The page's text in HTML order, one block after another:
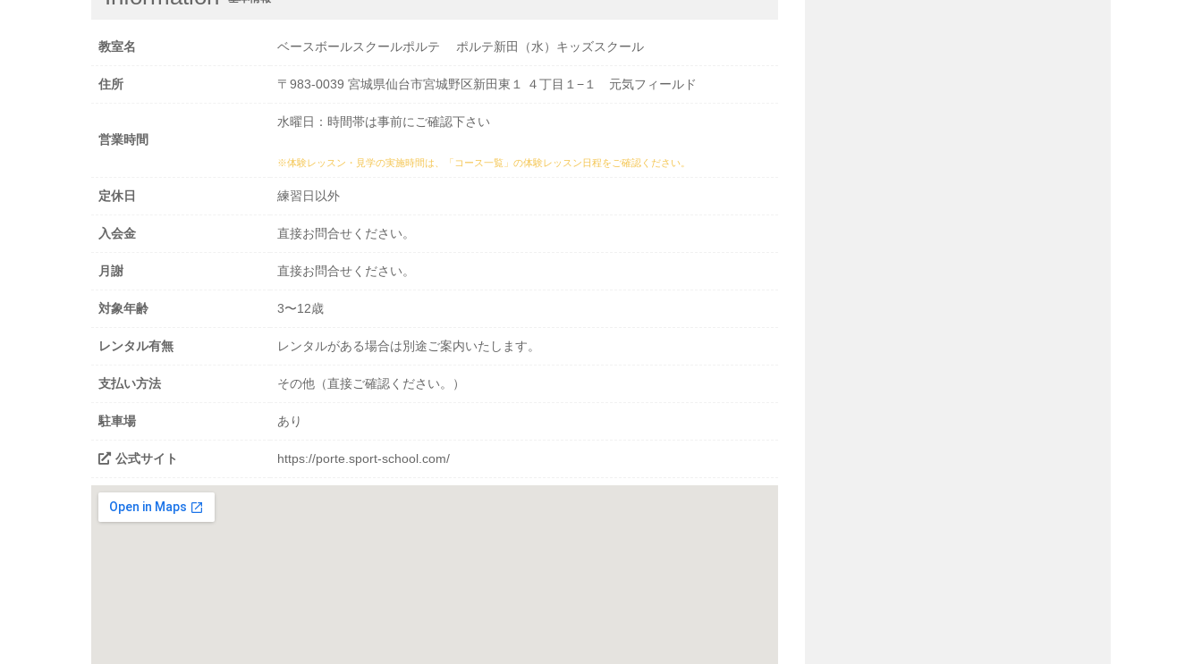
教室名 ベースボールスクールポルテ ポルテ新田（水）キッズスクール
住所 〒983-0039 宮城県仙台市宮城野区新田東１ ４丁目１−１ 元気フィールド
営業時間
水曜日：時間帯は事前にご確認下さい
※体験レッスン・見学の実施時間は、 「コース一覧」の体験レッスン日程をご確認ください。
定休日 練習日以外
入会金 直接お問合せください。
月謝 直接お問合せください。
対象年齢 3〜12歳
レンタル有無 レンタルがある場合は別途ご案内いたします。
支払い方法 その他（直接ご確認ください。）
駐車場 あり
公式サイト https://porte.sport-school.com/